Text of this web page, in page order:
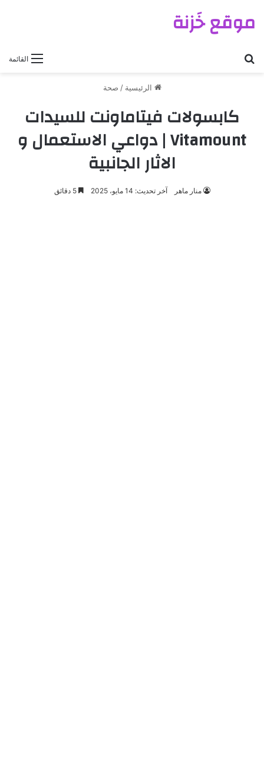
القائمة
موقع خَزنة
الرئيسية / صحة
كابسولات فيتاماونت للسيدات
Vitamount | دواعي الاستعمال و
الاثار الجانبية
منار ماهر آخر تحديث: 14 مايو، 2025 5 دقائق